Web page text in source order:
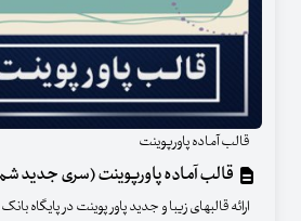
قالب آماده پاورپوینت
قالب آماده پاورپوینت (سری جدید
ارائه قالبهای زیبا و جدید پاور پوینت در پایگاه